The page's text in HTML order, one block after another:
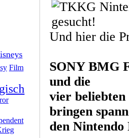
Film
Und hier die
SONY BMG
und die
vier
bringen
den